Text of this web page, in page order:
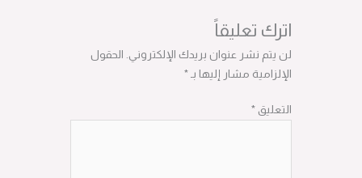
اترك تعليقاً
لن يتم نشر عنوان بريدك الإلكتروني. الحقول
الإلزامية مشار إليها بـ *
التعليق *